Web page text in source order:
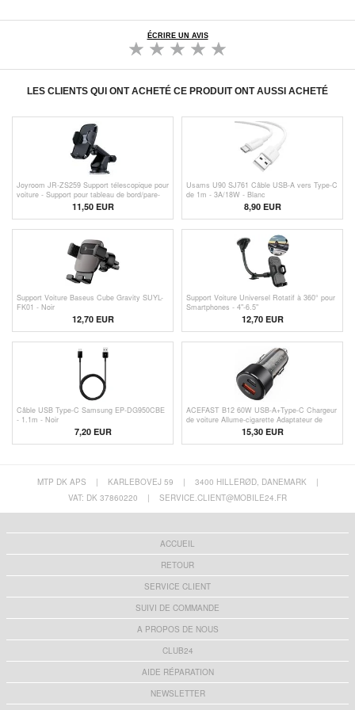
ÉCRIRE UN AVIS
LES CLIENTS QUI ONT ACHETÉ CE PRODUIT ONT AUSSI ACHETÉ
Joyroom JR-ZS259 Support télescopique pour
voiture - Support pour tableau de bord/pare-
brise - 4.7"-6.9" - Noir11,50 EUR
Usams U90 SJ761 Câble USB-A vers Type-C
de 1m - 3A/18W - Blanc
8,90 EUR
Support Voiture Baseus Cube Gravity SUYL-
FK01 - Noir
12,70 EUR
Support Voiture Universel Rotatif à 360° pour
Smartphones - 4"-6.5"
12,70 EUR
Câble USB Type-C Samsung EP-DG950CBE
- 1.1m - Noir
7,20 EUR
ACEFAST B12 60W USB-A+Type-C Chargeur
de voiture Allume-cigarette Adaptateur de
charge rapide pour téléphone
15,30 EUR
MTP DK APS | KARLEBOVEJ 59 | 3400 HILLERØD, DANEMARK
|
VAT: DK 37860220
| SERVICE.CLIENT@MOBILE24.FR
ACCUEIL
RETOUR
SERVICE CLIENT
SUIVI DE COMMANDE
A PROPOS DE NOUS
CLUB24
AIDE RÉPARATION
NEWSLETTER